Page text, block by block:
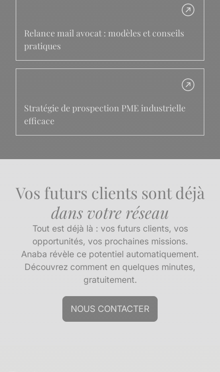
Relance mail avocat : modèles et conseils
pratiques
Stratégie de prospection PME industrielle
efficace
Vos futurs clients sont déjà
dans votre réseau
Tout est déjà là : vos futurs clients, vos
opportunités, vos prochaines missions.
Anaba révèle ce potentiel automatiquement.
Découvrez comment en quelques minutes,
gratuitement.
NOUS CONTACTER